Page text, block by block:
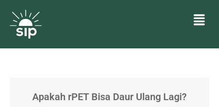
Apakah rPET Bisa Daur Ulang Lagi?